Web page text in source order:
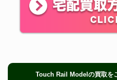
Touch Rail Modelの買取を